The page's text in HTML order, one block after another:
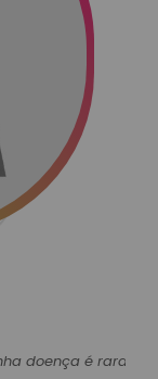
doença é rara